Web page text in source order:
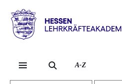
Hessen
Lehrkräfteakademie
A-Z